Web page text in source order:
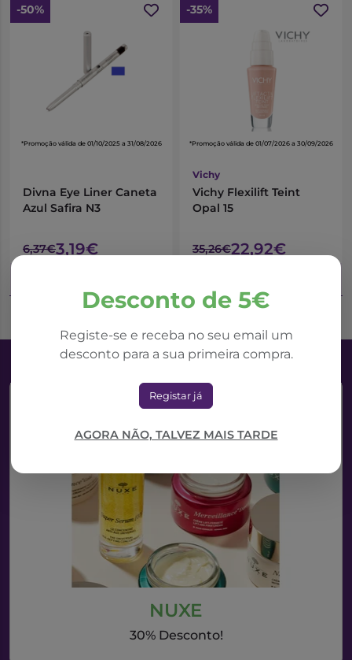
Desconto de 5€
Registe-se e receba no seu email um
desconto para a sua primeira compra.
Registar já
AGORA NÃO, TALVEZ MAIS TARDE
-50%
*Promoção válida de 01/10/2025 a 31/08/2026
Divna Eye Liner Caneta
Azul Safira N3
6,37€3,19€
-35%
*Promoção válida de 01/07/2026 a 30/09/2026
Vichy
Vichy Flexilift Teint
Opal 15
35,26€22,92€
NUXE
30% Desconto!